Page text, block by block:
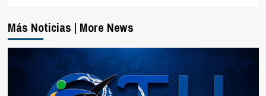
Más Noticias | More News